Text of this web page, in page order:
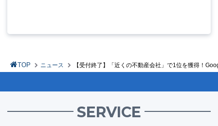
TOP ニュース 【受付終了】「近くの不動産会社」で1位を獲得！
SERVICE